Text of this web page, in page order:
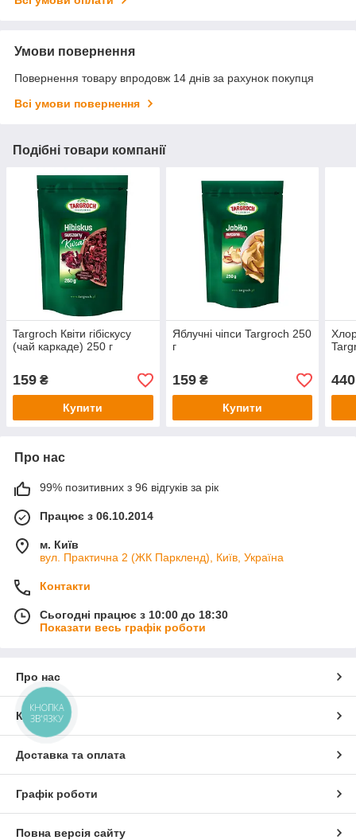
Умови повернення
Повернення товару впродовж 14 днів за рахунок покупця
Всі умови повернення
Подібні товари компанії
Targroch Квіти гібіскусу
(чай каркаде) 250 г
159 ₴
Купити
Яблучні чіпси Targroch 250
г
159₴
Купити
440
Про нас
99% позитивних з 96 відгуків за рік
Працює з 06.10.2014
м. Київ
вул. Практична 2 (ЖК Паркленд), Київ, Україна
Контакти
Сьогодні працює з 10:00 до 18:30
Показати весь графік роботи
Про нас
Контакти
Доставка та оплата
Графік роботи
Повна версія сайту
КНОПКА
ЗВ'ЯЗКУ